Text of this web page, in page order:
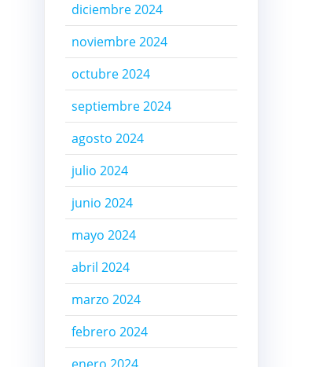
diciembre 2024
noviembre 2024
octubre 2024
septiembre 2024
agosto 2024
julio 2024
junio 2024
mayo 2024
abril 2024
marzo 2024
febrero 2024